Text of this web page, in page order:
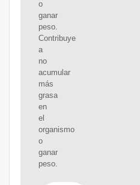
o
ganar
peso.
Contribuye
a
no
acumular
más
grasa
en
el
organismo
o
ganar
peso.